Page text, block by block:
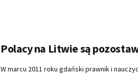
Polacy na Litwie są
W marcu 2011 roku gdański prawnik i